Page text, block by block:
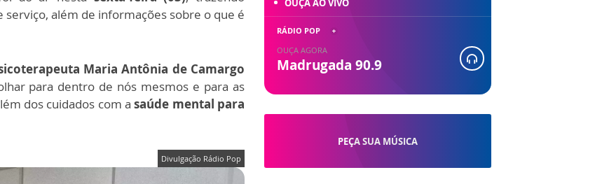
além de informações sobre o que é
Maria Antônia de Camargo
para dentro de nós mesmos e para as
dos cuidados com asaúde mental para
Divulgação Rádio Pop
PEÇA SUA MÚSICA
RÁDIO POP
OUÇA AGORA
Madrugada 90.9